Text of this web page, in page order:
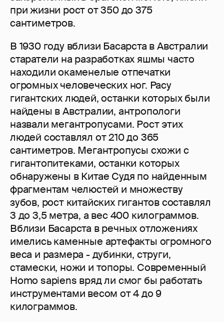
при жизни рост от 350 до 375
сантиметров.
В 1930 году вблизи Басарста в Австралии
старатели на разработках яшмы часто
находили окаменелые отпечатки
огромных человеческих ног. Расу
гигантских людей, останки которых были
найдены в Австралии, антропологи
назвали мегантропусами. Рост этих
людей составлял от 210 до 365
сантиметров. Мегантропусы схожи с
гигантопитеками, останки которых
обнаружены в Китае Судя по найденным
фрагментам челюстей и множеству
зубов, рост китайских гигантов составлял
3 до 3,5 метра, а вес 400 килограммов.
Вблизи Басарста в речных отложениях
имелись каменные артефакты огромного
веса и размера - дубинки, струги,
стамески, ножи и топоры. Современный
Homo sapiens вряд ли смог бы работать
инструментами весом от 4 до 9
килограммов.